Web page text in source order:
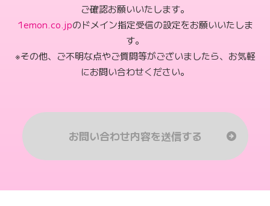
ご確認お願いいたします。
1emon.co.jpのドメイン指定受信の設定をお願いいたしま
す。
※その他、ご不明な点やご質問等がございましたら、お気軽
にお問い合わせください。